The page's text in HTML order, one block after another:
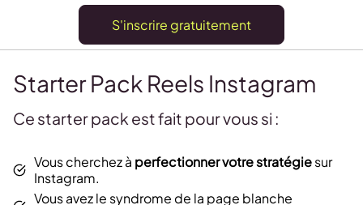
S'inscrire gratuitement
Starter Pack Reels Instagram
Ce starter pack est fait pour vous si :
Vous cherchez à perfectionner votre stratégiesur
Instagram.
Vous avez le syndrome de la page blanche